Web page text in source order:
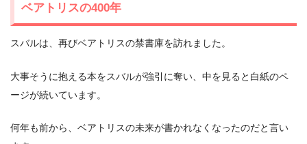
ベアトリスの400年
スバルは、再びベアトリスの禁書庫を訪れました。
大事そうに抱える本をスバルが強引に奪い、中を見ると白紙のペ
ージが続いています。
何年も前から、ベアトリスの未来が書かれなくなったのだと言い